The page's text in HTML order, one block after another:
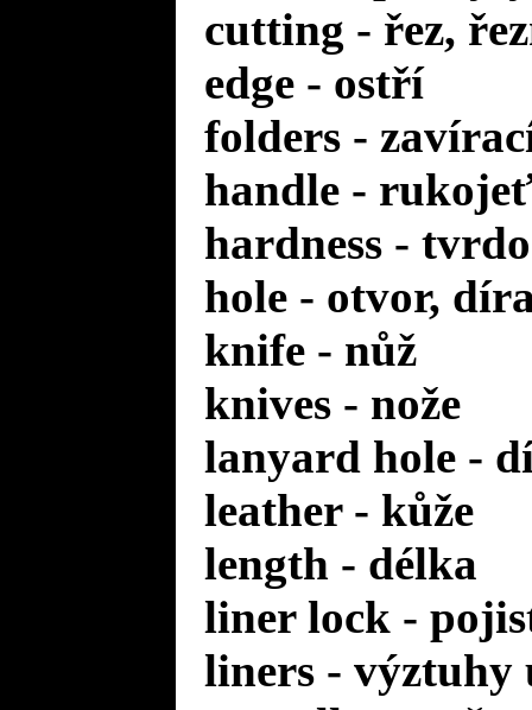
cutting - řez,
edge - ostří
folders -
handle -
hardness -
hole - otvor,
knife - nůž
knives - nože
lanyard hole -
leather - kůže
length - délka
liner lock -
liners -